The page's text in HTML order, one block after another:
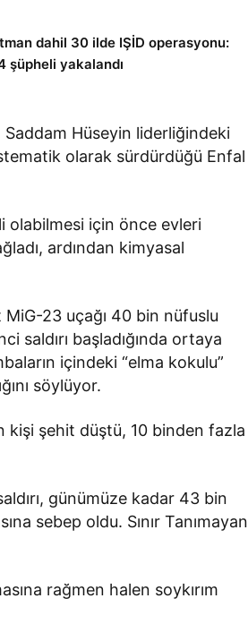
dahil 30 ilde IŞİD operasyonu:
şüpheli yakalandı
Saddam Hüseyin liderliğindeki
olarak sürdürdüğü Enfal
olabilmesi için önce evleri
ardından kimyasal
23 uçağı 40 bin nüfuslu
saldırı başladığında ortaya
içindeki “elma kokulu”
söylüyor.
kişi şehit düştü, 10 binden fazla
günümüze kadar 43 bin
sebep oldu. Sınır Tanımayan
rağmen halen soykırım